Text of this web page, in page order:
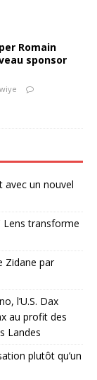
Romain
sponsor
avec un nouvel
Lens transforme
Zidane par
l’U.S. Dax
au profit des
Landes
plutôt qu’un